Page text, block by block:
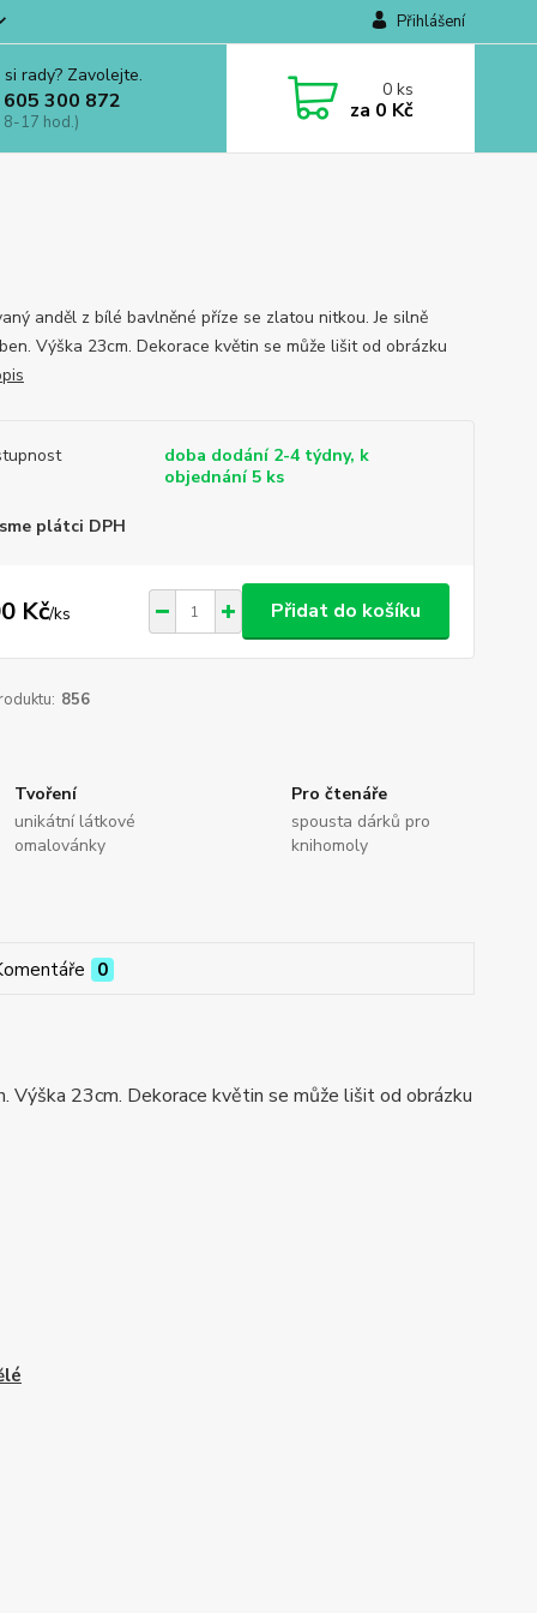
Přihlášení
rady? Zavolejte.
300 872
8-17 hod.)
0ks
za 0 Kč
anděl z bílé bavlněné příze se zlatou nitkou. Je silně
Výška 23cm. Dekorace květin se může lišit od obrázku
doba dodání 2-4 týdny, k
objednání 5 ks
plátci DPH
Kč/ks Přidat do košíku
856
Tvoření
unikátní látkové
omalovánky
Pro čtenáře
spousta dárků pro
knihomoly
0
Výška 23cm. Dekorace květin se může lišit od obrázku